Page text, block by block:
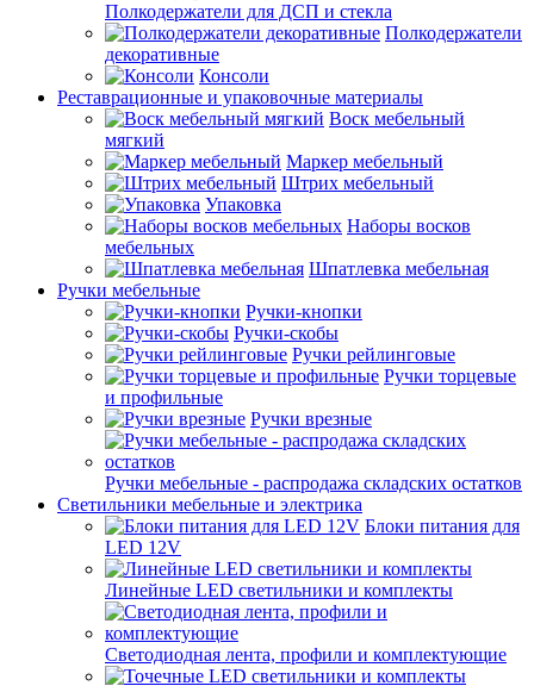
Полкодержатели для ДСП и стекла
Полкодержатели
декоративные
Консоли
Реставрационные и упаковочные материалы
Воск мебельный
мягкий
Маркер мебельный
Штрих мебельный
Упаковка
Наборы восков
мебельных
Шпатлевка мебельная
Ручки мебельные
Ручки-кнопки
Ручки-скобы
Ручки рейлинговые
Ручки торцевые
и профильные
Ручки врезные
Ручки мебельные - распродажа складских остатков
Светильники мебельные и электрика
Блоки питания для
LED 12V
Линейные LED светильники и комплекты
Светодиодная лента, профили и комплектующие